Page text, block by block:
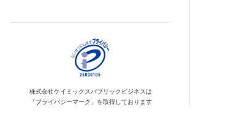
株式会社ケイミックスパブリックビジネスは
「プライバシーマーク」を取得しております